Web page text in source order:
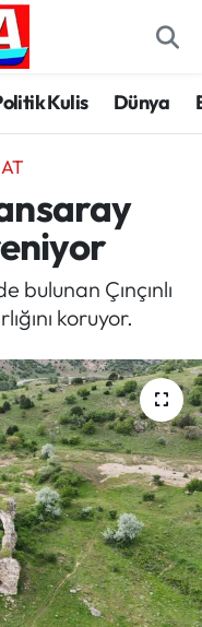
Kulis Dünya
bulunan Çınçınlı
koruyor.